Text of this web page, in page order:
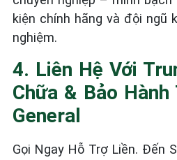
kiện chính hãng và đội ngũ
nghiệm.
4. Liên Hệ Với
Chữa & Bảo Hành
General
Gọi Ngay Hỗ Trợ Liền. Đến